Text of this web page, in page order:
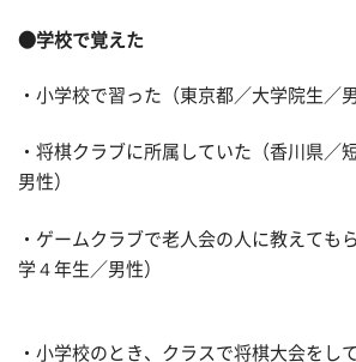
●学校で覚えた
・小学校で習った（東京都／大学院生／男
・将棋クラブに所属していた（香川県／
男性）
・ゲームクラブで老人会の人に教えても
学４年生／男性）
・小学校のとき、クラスで将棋大会をし